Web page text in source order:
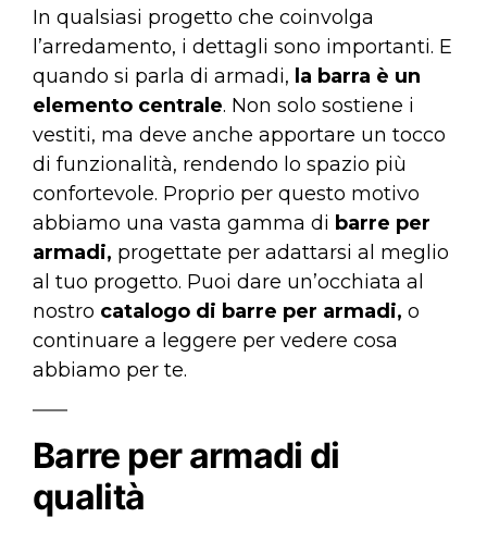
In qualsiasi progetto che coinvolga
l’arredamento, i dettagli sono importanti. E
quando si parla di armadi, la barra è un
elemento centrale. Non solo sostiene i
vestiti, ma deve anche apportare un tocco
di funzionalità, rendendo lo spazio più
confortevole. Proprio per questo motivo
abbiamo una vasta gamma di barre per
armadi, progettate per adattarsi al meglio
al tuo progetto. Puoi dare un’occhiata al
nostro catalogo di barre per armadi, o
continuare a leggere per vedere cosa
abbiamo per te.
Barre per armadi di
qualità